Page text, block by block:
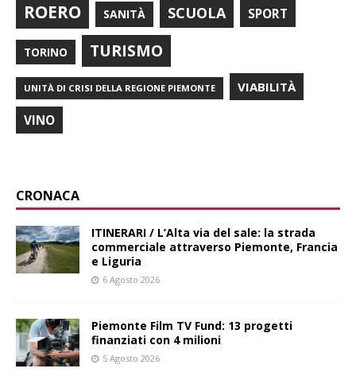
ROERO SANITÀ SCUOLA SPORT
TORINO TURISMO
UNITÀ DI CRISI DELLA REGIONE PIEMONTE VIABILITÀ
VINO
CRONACA
ITINERARI / L’Alta via del sale: la strada
commerciale attraverso Piemonte, Francia
e Liguria
6 Agosto 2026
Piemonte Film TV Fund: 13 progetti
finanziati con 4 milioni
5 Agosto 2026